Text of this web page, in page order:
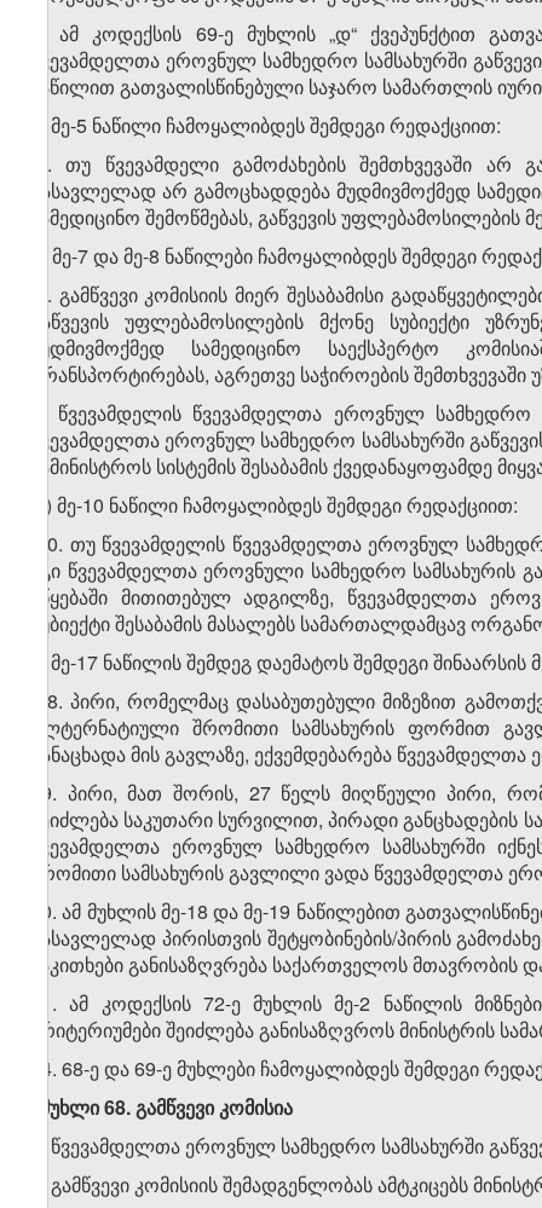
2. ამ კოდექსის 69-ე მუხლის „დ“ ქვეპუნქტით
წვევამდელთა ეროვნულ სამხედრო სამსახურში
ნაწილით გათვალისწინებული საჯარო სამართლის
ბ) მე-5 ნაწილი ჩამოყალიბდეს შემდეგი რედაქციით:
„5. თუ წვევამდელი გამოძახების შემთხვევაში არ
გასავლელად არ გამოცხადდება მუდმივმოქმედ
სამედიცინო შემოწმებას, გაწვევის უფლებამოსილების
გ) მე-7 და მე-8 ნაწილები ჩამოყალიბდეს შემდეგი
„7. გამწვევი კომისიის მიერ შესაბამისი
გაწვევის უფლებამოსილების მქონე სუბიექტი
მუდმივმოქმედ სამედიცინო საექსპერტო
ტრანსპორტირებას, აგრეთვე საჭიროების შემთხვევაში
8. წვევამდელის წვევამდელთა ეროვნულ სამხედრო
წვევამდელთა ეროვნულ სამხედრო სამსახურში
სამინისტროს სისტემის შესაბამის ქვედანაყოფამდე
დ) მე-10 ნაწილი ჩამოყალიბდეს შემდეგი რედაქციით:
„10. თუ წვევამდელის წვევამდელთა ეროვნულ
იგი წვევამდელთა ეროვნული სამხედრო სამსახურის
უწყებაში მითითებულ ადგილზე, წვევამდელთა
სუბიექტი შესაბამის მასალებს სამართალდამცავ
ე) მე-17 ნაწილის შემდეგ დაემატოს შემდეგი შინაარსის
„18. პირი, რომელმაც დასაბუთებული მიზეზით
ალტერნატიული შრომითი სამსახურის ფორმით
განაცხადა მის გავლაზე, ექვემდებარება
19. პირი, მათ შორის, 27 წელს მიღწეული პირი,
შეიძლება საკუთარი სურვილით, პირადი
წვევამდელთა ეროვნულ სამხედრო სამსახურში
შრომითი სამსახურის გავლილი ვადა წვევამდელთა
20. ამ მუხლის მე-18 და მე-19 ნაწილებით
გასავლელად პირისთვის შეტყობინების/პირის
საკითხები განისაზღვრება საქართველოს მთავრობის
21. ამ კოდექსის 72-ე მუხლის მე-2 ნაწილის
კრიტერიუმები შეიძლება განისაზღვროს მინისტრის
24. 68-ე და 69-ე მუხლები ჩამოყალიბდეს შემდეგი
„მუხლი 68. გამწვევი კომისია
1. წვევამდელთა ეროვნულ სამხედრო სამსახურში
2. გამწვევი კომისიის შემადგენლობას ამტკიცებს